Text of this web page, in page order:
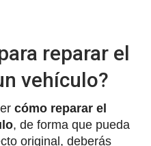
reparar el
vehículo?
cómo reparar el
, de forma que pueda
original, deberás